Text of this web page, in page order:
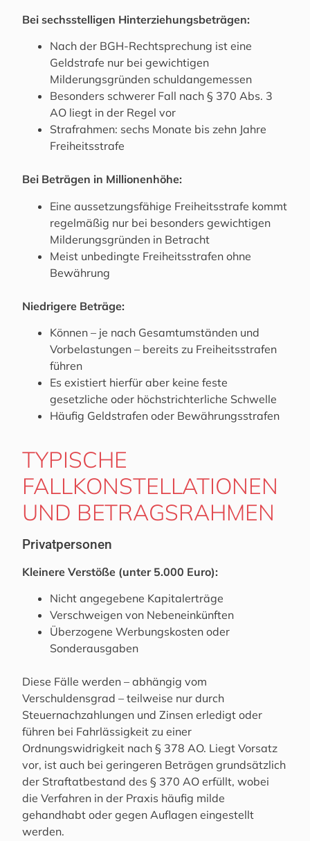
Bei sechsstelligen Hinterziehungsbeträgen:
Nach der BGH-Rechtsprechung ist eine
Geldstrafe nur bei gewichtigen
Milderungsgründen schuldangemessen
Besonders schwerer Fall nach § 370 Abs. 3
AO liegt in der Regel vor
Strafrahmen: sechs Monate bis zehn Jahre
Freiheitsstrafe
Bei Beträgen in Millionenhöhe:
Eine aussetzungsfähige Freiheitsstrafe kommt
regelmäßig nur bei besonders gewichtigen
Milderungsgründen in Betracht
Meist unbedingte Freiheitsstrafen ohne
Bewährung
Niedrigere Beträge:
Können – je nach Gesamtumständen und
Vorbelastungen – bereits zu Freiheitsstrafen
führen
Es existiert hierfür aber keine feste
gesetzliche oder höchstrichterliche Schwelle
Häufig Geldstrafen oder Bewährungsstrafen
TYPISCHE
FALLKONSTELLATIONEN
UND BETRAGSRAHMEN
Privatpersonen
Kleinere Verstöße (unter 5.000 Euro):
Nicht angegebene Kapitalerträge
Verschweigen von Nebeneinkünften
Überzogene Werbungskosten oder
Sonderausgaben
Diese Fälle werden – abhängig vom
Verschuldensgrad – teilweise nur durch
Steuernachzahlungen und Zinsen erledigt oder
führen bei Fahrlässigkeit zu einer
Ordnungswidrigkeit nach § 378 AO. Liegt Vorsatz
vor, ist auch bei geringeren Beträgen grundsätzlich
der Straftatbestand des § 370 AO erfüllt, wobei
die Verfahren in der Praxis häufig milde
gehandhabt oder gegen Auflagen eingestellt
werden.